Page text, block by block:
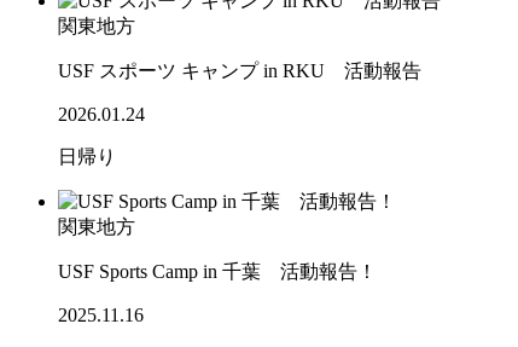
関東地方
USF スポーツ キャンプ in RKU 活動報告
2026.01.24
日帰り
関東地方
USF Sports Camp in 千葉 活動報告！
2025.11.16